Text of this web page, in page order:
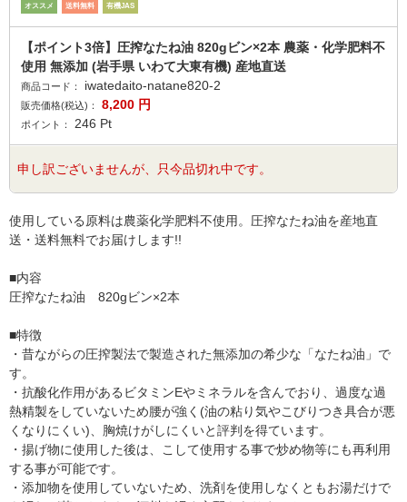
オススメ 送料無料 有機JAS
【ポイント3倍】圧搾なたね油 820gビン×2本 農薬・化学肥料不
使用 無添加 (岩手県 いわて大東有機) 産地直送
商品コード： iwatedaito-natane820-2
販売価格(税込)： 8,200 円
ポイント： 246 Pt
申し訳ございませんが、只今品切れ中です。
使用している原料は農薬化学肥料不使用。圧搾なたね油を産地直
送・送料無料でお届けします!!
■内容
圧搾なたね油 820gビン×2本
■特徴
・昔ながらの圧搾製法で製造された無添加の希少な「なたね油」で
す。
・抗酸化作用があるビタミンEやミネラルを含んでおり、過度な過
熱精製をしていないため腰が強く(油の粘り気やこびりつき具合が悪
くなりにくい)、胸焼けがしにくいと評判を得ています。
・揚げ物に使用した後は、こして使用する事で炒め物等にも再利用
する事が可能です。
・添加物を使用していないため、洗剤を使用しなくともお湯だけで